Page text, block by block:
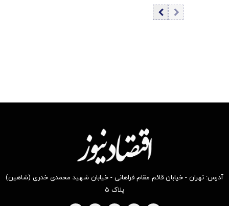
ظرفیت‌های
دیپلماتیک است،
همسایه ایران
آدرس: تهران - خیابان قائم مقام فراهانی - خیابان شهید محمدی خدری (شاهین)
پلاک ۵